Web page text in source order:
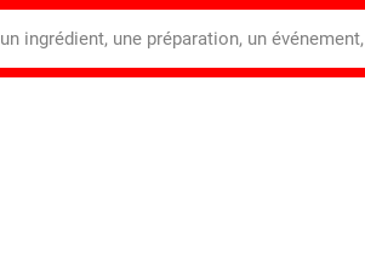
un ingrédient, une préparation, un événement,